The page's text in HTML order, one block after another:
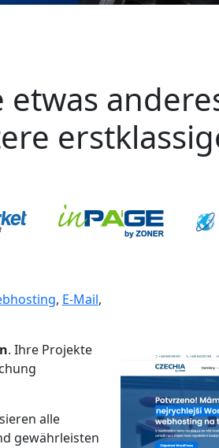
etwas
, E-Mail,
. Ihre Projekte
alle
gewährleisten